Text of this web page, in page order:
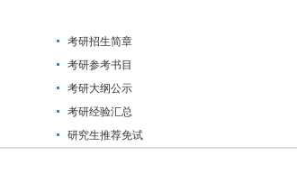
考研招生简章
考研参考书目
考研大纲公示
考研经验汇总
研究生推荐免试